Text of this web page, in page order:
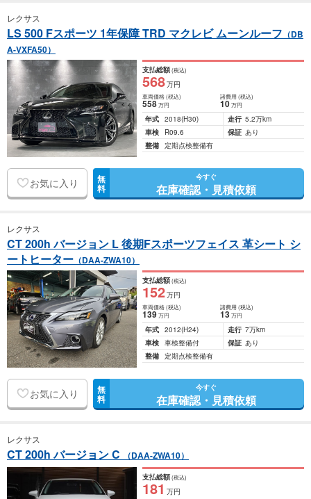
レクサス
LS 500 Fスポーツ 1年保障 TRD マクレビ ムーンルーフ （DB
A-VXFA50）
支払総額(税込)
568万円
車両価格(税込)
558万円
諸費用 (税込)
10 万円
年式 2018(H30) 走行 5.2万km
車検
R09.6 保証 あり
整備 定期点検整備有
お気に入り 無
料
今すぐ
在庫確認・見積依頼
レクサス
CT 200h バージョン L 後期Fスポーツフェイス 革シート シ
ートヒーター （DAA-ZWA10）
支払総額(税込)
152万円
車両価格(税込)
139万円
諸費用 (税込)
13 万円
年式 2012(H24) 走行 7万km
車検 車検整備付 保証 あり
整備 定期点検整備有
お気に入り 無
料
今すぐ
在庫確認・見積依頼
レクサス
CT 200h バージョン C （DAA-ZWA10）
支払総額(税込)
181 万円